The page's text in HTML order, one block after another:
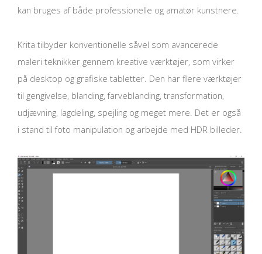
kan bruges af både professionelle og amatør kunstnere.
Krita tilbyder konventionelle såvel som avancerede
maleri teknikker gennem kreative værktøjer, som virker
på desktop og grafiske tabletter. Den har flere værktøjer
til gengivelse, blanding, farveblanding, transformation,
udjævning, lagdeling, spejling og meget mere. Det er også
i stand til foto manipulation og arbejde med HDR billeder.